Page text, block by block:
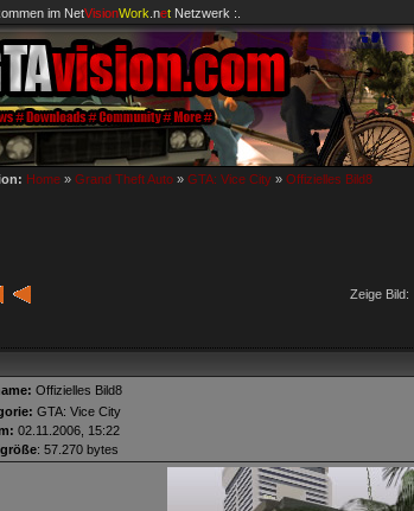
im NetVisionWork .net Netzwerk :.
Home » Grand Theft Auto » GTA: Vice City » Offizielles Bild8
Zeige Bild:
Offizielles Bild8
GTA: Vice City
02.11.2006, 15:22
: 57.270 bytes